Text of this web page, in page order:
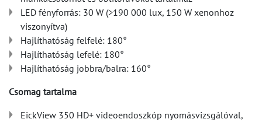
LED fényforrás: 30 W (>190 000 lux, 150 W xenonhoz
viszonyítva)
Hajlíthatóság felfelé: 180°
Hajlíthatóság lefelé: 180°
Hajlíthatóság jobbra/balra: 160°
Csomag tartalma
EickView 350 HD+ videoendoszkóp nyomásvizsgálóval,